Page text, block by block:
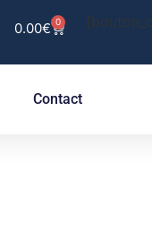
0.00€ 0
Contact